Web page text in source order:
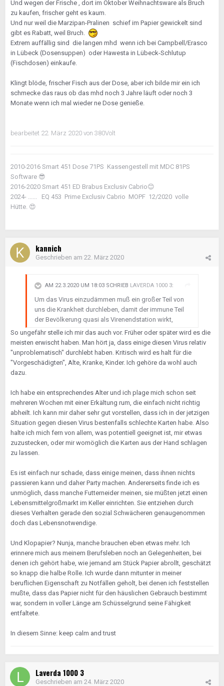
Und wegen der Frische , dort im Oktober Weihnachtsware als Bruch
zu kaufen, frischer geht es kaum.
Und nur weil die Marzipan-Pralinen schief im Papier gewickelt sind
gibt es Rabatt, weil Bruch.
Extrem auffällig sind die langen mhd wenn ich bei Campbell/Erasco
in Lübeck (Dosensuppen) oder Hawesta in Lübeck-Schlutup
(Fischdosen) einkaufe.
Klingt blöde, frischer Fisch aus der Dose, aber ich bilde mir ein ich
schmecke das raus ob das mhd noch 3 Jahre läuft oder noch 3
Monate wenn ich mal wieder ne Dose genieße.
bearbeitet 22. März 2020 von 380Volt
2010-2016 Smart 451 Dose 71PS Kassengestell mit MDC 81PS
Software 😎
2016-2020 Smart 451 ED Brabus Exclusiv Cabrio😊
2024- ...... EQ 453 Prime Exclusiv Cabrio MOPF 12/2020 volle
Hütte. 😍
kannich
Geschrieben am 22. März 2020
AM 22.3.2020 UM 18:03 SCHRIEB LAVERDA 1000 3:
Um das Virus einzudämmen muß ein großer Teil von
uns die Krankheit durchleben, damit der immune Teil
der Bevölkerung quasi als Virenendstation wirkt,
So ungefähr stelle ich mir das auch vor. Früher oder später wird es die
meisten erwischt haben. Man hört ja, dass einige diesen Virus relativ
"unproblematisch" durchlebt haben. Kritisch wird es halt für die
"Vorgeschädigten", Alte, Kranke, Kinder. Ich gehöre da wohl auch
dazu.
Ich habe ein entsprechendes Alter und ich plage mich schon seit
mehreren Wochen mit einer Erkältung rum, die einfach nicht richtig
abheilt. Ich kann mir daher sehr gut vorstellen, dass ich in der jetzigen
Situation gegen diesen Virus bestenfalls schlechte Karten habe. Also
halte ich mich fern von allem, was potentiell geeignet ist, mir etwas
zuzustecken, oder mir womöglich die Karten aus der Hand schlagen
zu lassen.
Es ist einfach nur schade, dass einige meinen, dass ihnen nichts
passieren kann und daher Party machen. Andererseits finde ich es
unmöglich, dass manche Futterneider meinen, sie müßten jetzt einen
Lebensmittelgroßmarkt im Keller einrichten. Sie entziehen durch
dieses Verhalten gerade den sozial Schwächeren genaugenommen
doch das Lebensnotwendige.
Und Klopapier? Nunja, manche brauchen eben etwas mehr. Ich
erinnere mich aus meinem Berufsleben noch an Gelegenheiten, bei
denen ich gehört habe, wie jemand am Stück Papier abrollt, geschätzt
so knapp die halbe Rolle. Ich wurde dann mitunter in meiner
beruflichen Eigenschaft zu Notfällen geholt, bei denen ich feststellen
mußte, dass das Papier nicht für den häuslichen Gebrauch bestimmt
war, sondern in voller Länge am Schüsselgrund seine Fähigkeit
entfaltete.
In diesem Sinne: keep calm and trust
Laverda 1000 3
Geschrieben am 24. März 2020